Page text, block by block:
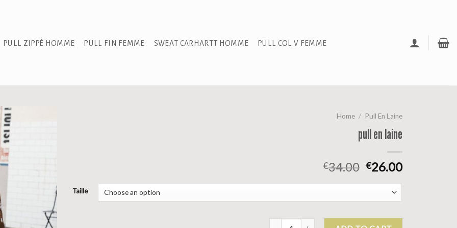
PULL ZIPPÉ HOMME PULL FIN FEMME SWEAT CARHARTT HOMME PULL COL V FEMME
Home / Pull En Laine
pull en laine
€34.00 €26.00
Taille